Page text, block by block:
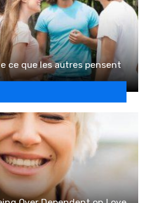
ce que les autres pensent